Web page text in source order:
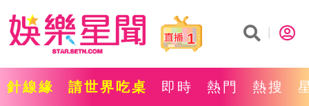
1
針線緣 請世界吃桌 即時 熱門 熱搜